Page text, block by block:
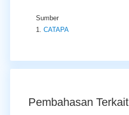
Sumber
CATAPA
Pembahasan Terkait